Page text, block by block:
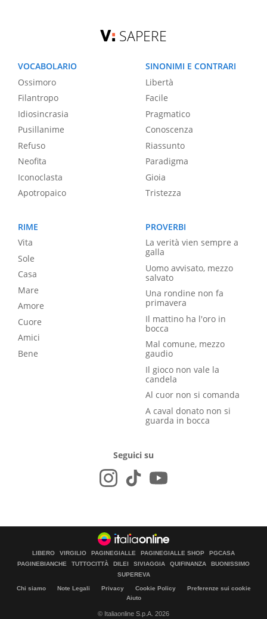
SAPERE
VOCABOLARIO
Ossimoro
Filantropo
Idiosincrasia
Pusillanime
Refuso
Neofita
Iconoclasta
Apotropaico
SINONIMI E CONTRARI
Libertà
Facile
Pragmatico
Conoscenza
Riassunto
Paradigma
Gioia
Tristezza
RIME
Vita
Sole
Casa
Mare
Amore
Cuore
Amici
Bene
PROVERBI
La verità vien sempre a
galla
Uomo avvisato, mezzo
salvato
Una rondine non fa
primavera
Il mattino ha l'oro in
bocca
Mal comune, mezzo
gaudio
Il gioco non vale la
candela
Al cuor non si comanda
A caval donato non si
guarda in bocca
Seguici su
LIBERO VIRGILIO PAGINEGIALLE PAGINEGIALLE SHOP
PGCASA
PAGINEBIANCHE
TUTTOCITTÀ DILEI SIVIAGGIA QUIFINANZA
BUONISSIMO
SUPEREVA
Chi siamo Note Legali Privacy Cookie Policy
Preferenze sui cookie
Aiuto
© Italiaonline S.p.A. 2026